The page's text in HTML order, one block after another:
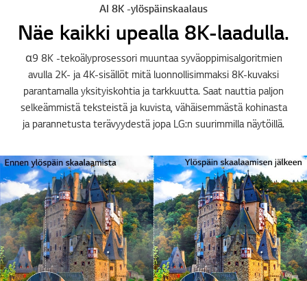
AI 8K -ylöspäinskaalaus
Näe kaikki upealla 8K-laadulla.
α9 8K -tekoälyprosessori muuntaa syväoppimisalgoritmien
avulla 2K- ja 4K-sisällöt mitä luonnollisimmaksi 8K-kuvaksi
parantamalla yksityiskohtia ja tarkkuutta. Saat nauttia paljon
selkeämmistä teksteistä ja kuvista, vähäisemmästä kohinasta
ja parannetusta terävyydestä jopa LG:n suurimmilla näytöillä.